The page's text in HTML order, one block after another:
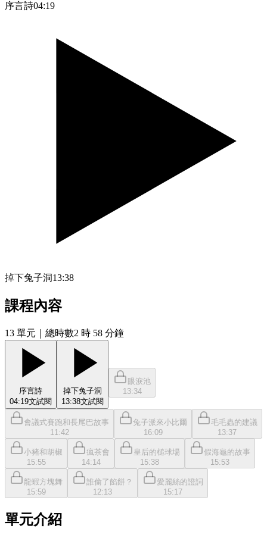
序言詩04:19
掉下兔子洞13:38
課程內容
13 單元 ｜總時數2 時 58 分鐘
序言詩
04:19文試閱
掉下兔子洞
13:38文試閱
眼淚池
13:34
會議式賽跑和長尾巴故事
11:42
兔子派來小比爾
16:09
毛毛蟲的建議
13:37
小豬和胡椒
15:55
瘋茶會
14:14
皇后的槌球場
15:38
假海龜的故事
15:53
龍蝦方塊舞
15:59
誰偷了餡餅？
12:13
愛麗絲的證詞
15:17
單元介紹